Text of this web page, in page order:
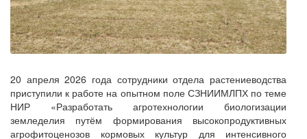
20 апреля 2026 года сотрудники отдела растениеводства
приступили к работе на опытном поле СЗНИИМЛПХ по теме
НИР «Разработать агротехнологии биологизации
земледелия путём формирования высокопродуктивных
агрофитоценозов кормовых культур для интенсивного